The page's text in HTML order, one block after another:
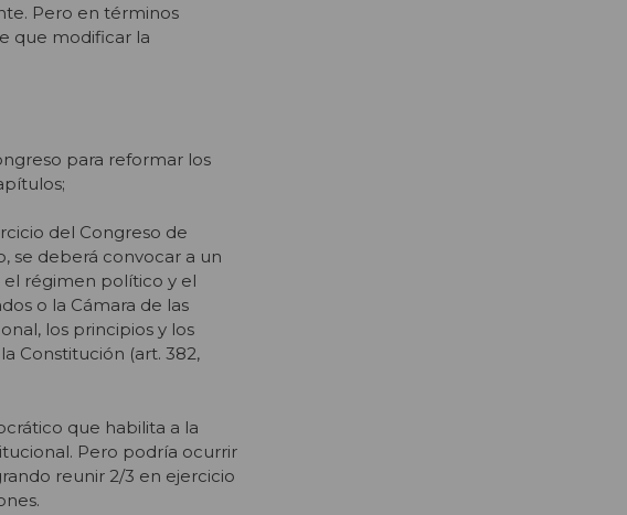
Pero en términos
que modificar la
para reformar los
del Congreso de
se deberá convocar a un
régimen político y el
o la Cámara de las
los principios y los
Constitución (art. 382,
que habilita a la
Pero podría ocurrir
reunir 2/3 en ejercicio